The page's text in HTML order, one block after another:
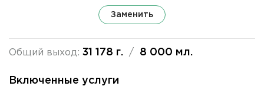
Заменить
Общий выход: 31 178 г. / 8 000 мл.
Включенные услуги